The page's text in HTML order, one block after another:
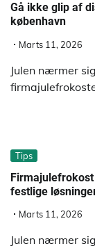
Gå ikke glip af
københavn
Marts 11, 2026
Julen nærmer
Tips
festlige
Marts 11, 2026
Julen nærmer